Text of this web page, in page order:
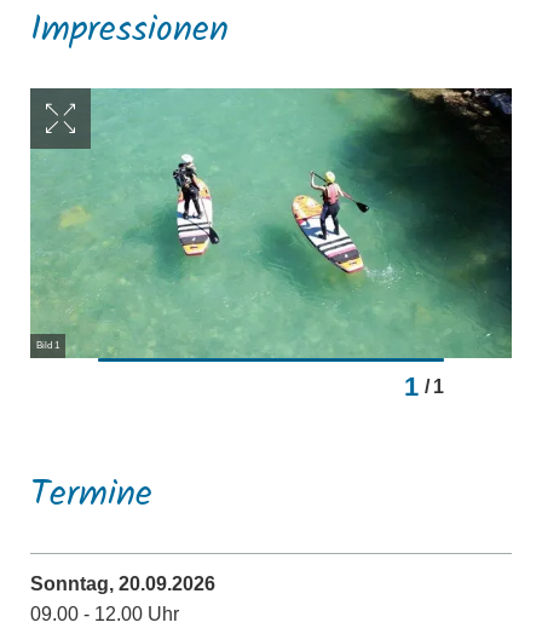
Impressionen
Bild 1
1 / 1
Termine
Sonntag, 20.09.2026
09.00 - 12.00 Uhr